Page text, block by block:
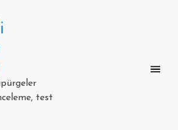
test